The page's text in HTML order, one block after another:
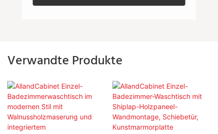
Verwandte Produkte